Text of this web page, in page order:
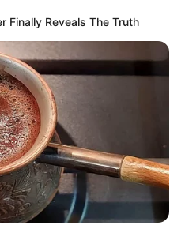
Finally Reveals The Truth